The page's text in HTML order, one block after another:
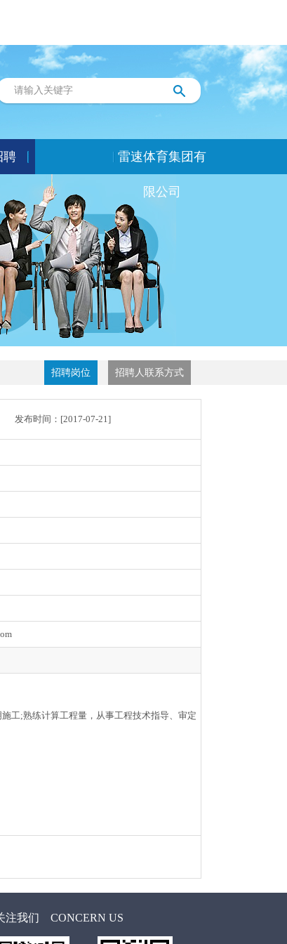
聘 雷速体育集团有
限公司
招聘岗位 招聘人联系方式
发布时间：[2017-07-21]
工;熟练计算工程量，从事工程技术指导、审定
注我们 CONCERN US